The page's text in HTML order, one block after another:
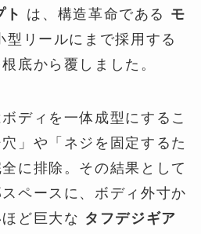
は、構造革命である モ
型リールにまで採用する
底から覆しました。
ディを一体成型にするこ
」や「ネジを固定するた
に排除。その結果として
ペースに、ボディ外寸か
ど巨大な タフデジギア